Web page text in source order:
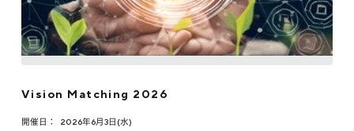
Vision Matching 2026
開催日：
2026年6月3日(水)